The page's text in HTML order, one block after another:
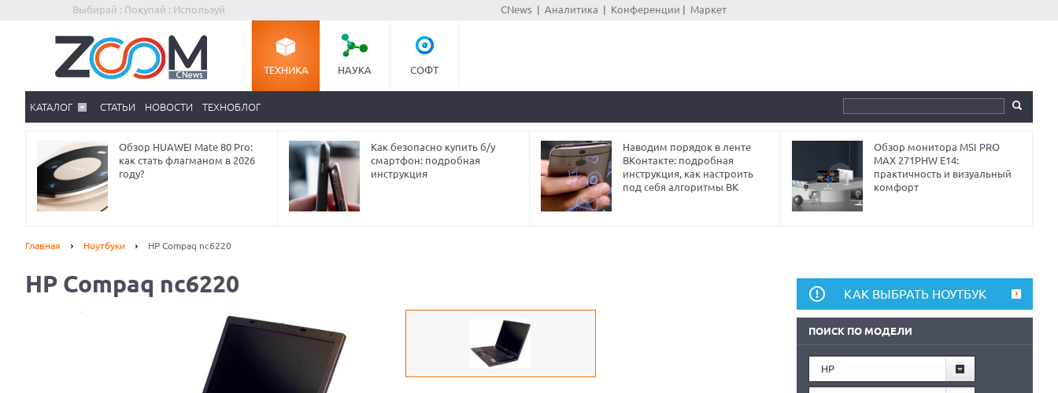
Выбирай : Покупай : Используй CNews| Аналитика Конференции Маркет
ТЕХНИКА НАУКА СОФТ
КАТАЛОГ СТАТЬИ НОВОСТИ ТЕХНОБЛОГ
Обзор HUAWEI Mate 80 Pro:
как стать флагманом в 2026
году?
Как безопасно купить б/у
смартфон: подробная
инструкция
Наводим порядок в ленте
ВКонтакте: подробная
инструкция, как настроить
под себя алгоритмы ВК
Обзор монитора MSI PRO
MAX 271PHW E14:
практичность и визуальный
комфорт
Главная Ноутбуки HP Compaq nc6220
HP Compaq nc6220 КАК ВЫБРАТЬ НОУТБУК
ПОИСК ПО МОДЕЛИ
HP